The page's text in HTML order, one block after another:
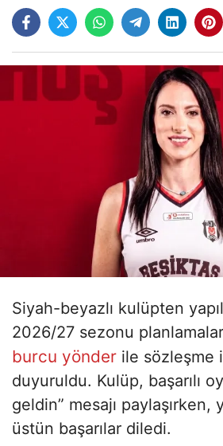
Siyah-beyazlı kulüpten
2026/27 sezonu
burcu yönder ile sözleşme
duyuruldu. Kulüp, başarılı
geldin” mesajı paylaşırken,
üstün başarılar diledi.